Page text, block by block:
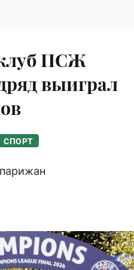
ПСЖ
выиграл
СПОРТ